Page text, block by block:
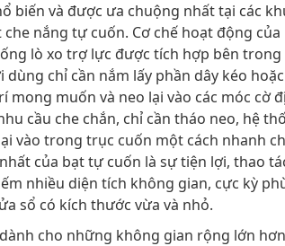
biến và được ưa chuộng nhất tại các
che nắng tự cuốn. Cơ chế hoạt động
lò xo trợ lực được tích hợp bên
dùng chỉ cần nắm lấy phần dây kéo
mong muốn và neo lại vào các móc cờ
cầu che chắn, chỉ cần tháo neo, hệ
vào trong trục cuốn một cách nhanh
của bạt tự cuốn là sự tiện lợi, thao
nhiều diện tích không gian, cực kỳ
sổ có kích thước vừa và nhỏ.
cho những không gian rộng lớn